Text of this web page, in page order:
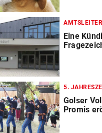
Eine
5.
Golser
Promis